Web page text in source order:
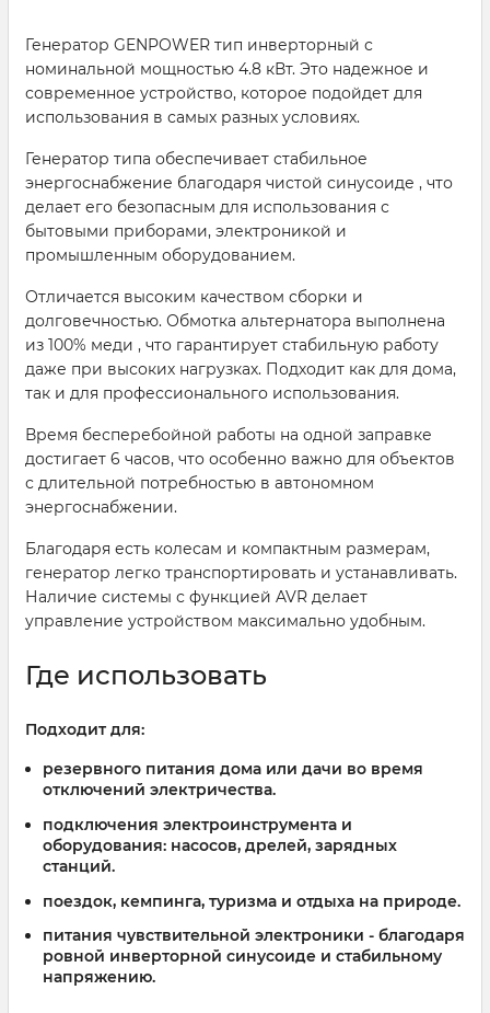
Генератор GENPOWER тип инверторный с
номинальной мощностью 4.8 кВт. Это надежное и
современное устройство, которое подойдет для
использования в самых разных условиях.
Генератор типа обеспечивает стабильное
энергоснабжение благодаря чистой синусоиде , что
делает его безопасным для использования с
бытовыми приборами, электроникой и
промышленным оборудованием.
Отличается высоким качеством сборки и
долговечностью. Обмотка альтернатора выполнена
из 100% меди , что гарантирует стабильную работу
даже при высоких нагрузках. Подходит как для дома,
так и для профессионального использования.
Время бесперебойной работы на одной заправке
достигает 6 часов, что особенно важно для объектов
с длительной потребностью в автономном
энергоснабжении.
Благодаря есть колесам и компактным размерам,
генератор легко транспортировать и устанавливать.
Наличие системы с функцией AVR делает
управление устройством максимально удобным.
Где использовать
Подходит для:
резервного питания дома или дачи во время
отключений электричества.
подключения электроинструмента и
оборудования: насосов, дрелей, зарядных
станций.
поездок, кемпинга, туризма и отдыха на природе.
питания чувствительной электроники - благодаря
ровной инверторной синусоиде и стабильному
напряжению.